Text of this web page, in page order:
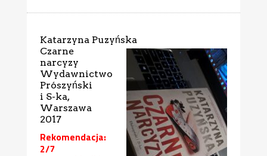
Katarzyna Puzyńska
Czarne
narcyzy
Wydawnictwo
Prószyński
i S-ka,
Warszawa
2017
Rekomendacja:
2/7